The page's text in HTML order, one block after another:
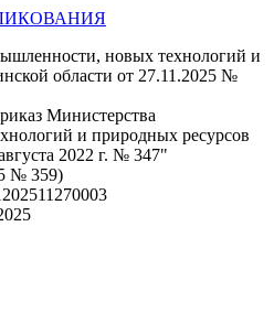
новых технологий и
области от 27.11.2025 №
Министерства
и природных ресурсов
2022 г. № 347"
№ 359)